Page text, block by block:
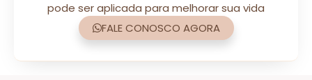
pode ser aplicada para melhorar sua vida
FALE CONOSCO AGORA